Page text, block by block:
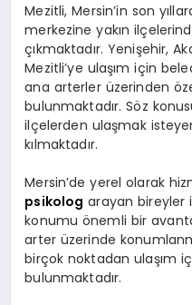
Mezitli, Mersin’in son
merkezine yakın
çıkmaktadır. Yenişehir,
Mezitli’ye ulaşım için
ana arterler üzerinden
bulunmaktadır. Söz
ilçelerden ulaşmak
kılmaktadır.
Mersin’de yerel olarak
psikolog arayan bireyler
konumu önemli bir
arter üzerinde
birçok noktadan ulaşım
bulunmaktadır.